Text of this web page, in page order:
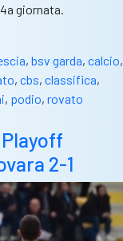
giornata.
, bsv garda, calcio,
, cbs, classifica,
, podio, rovato
2-1